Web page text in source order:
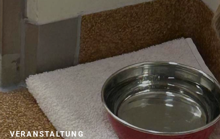
VERANSTALTUNG